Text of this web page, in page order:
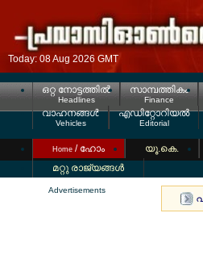
Today: 08 Aug 2026 GMT
ഒറ്റ നോട്ടത്തില്‍
Headlines
സാമ്പത്തികം
Finance
വാഹനങ്ങള്‍
Vehicles
എഡിറ്റോറിയല്‍
Editorial
Home / ഹോം യൂ.കെ.
മറ്റു രാജ്യങ്ങള്‍
Advertisements